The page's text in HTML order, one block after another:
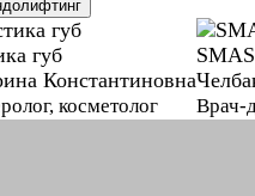
губ
Константиновна
косметолог Врач-